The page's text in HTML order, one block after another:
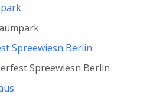
Spreewiesn Berlin
Spreewiesn Berlin